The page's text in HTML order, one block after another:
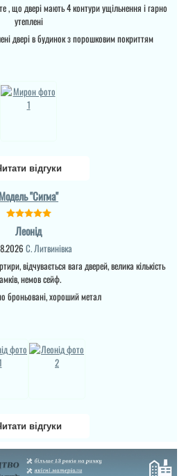
Ретельно обирали двері
, що двері мають 4 контури ущільнення і гарно
утеплені
двері в будинок з порошковим покриттям
відгуки
Модель "Сигма"
Леонід
С. Литвинівка
відчувається вага дверей, велика кількість
немов сейф.
броньовані, хороший метал
відгуки